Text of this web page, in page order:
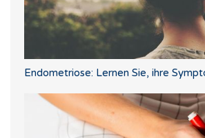
Endometriose: Lernen Sie, ihre